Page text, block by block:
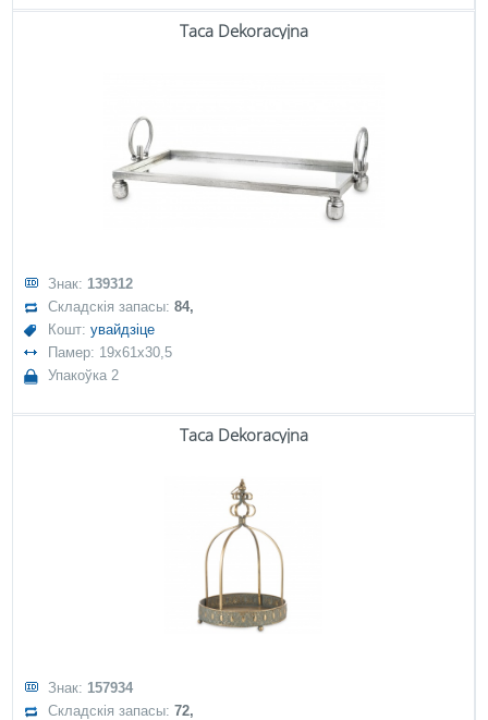
Taca Dekoracyjna
Знак: 139312
Складскія запасы:84,
Кошт:увайдзіце
Памер: 19x61x30,5
Упакоўка 2
Taca Dekoracyjna
Знак: 157934
Складскія запасы:72,